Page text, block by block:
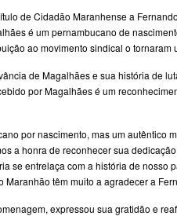
de Cidadão Maranhense a
é um pernambucano de
ao movimento sindical o tornaram
de Magalhães e sua história de
por Magalhães é um
por nascimento, mas um autêntico
a honra de reconhecer sua
se entrelaça com a história de nosso
Maranhão têm muito a agradecer a
expressou sua gratidão e